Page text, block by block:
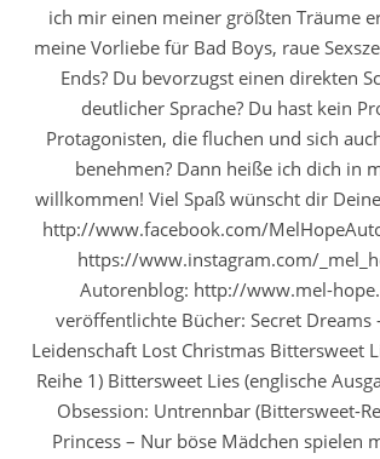
ich mir einen meiner größten Träume
meine Vorliebe für Bad Boys, raue
Ends? Du bevorzugst einen direkten
deutlicher Sprache? Du hast kein
Protagonisten, die fluchen und sich
benehmen? Dann heiße ich dich in
willkommen! Viel Spaß wünscht dir
http://www.facebook.com/
https://www.instagram.com/
Autorenblog: http://www.mel-
veröffentlichte Bücher: Secret Dreams
Leidenschaft Lost Christmas Bittersweet
Reihe 1) Bittersweet Lies (englische
Obsession: Untrennbar (Bittersweet-
Princess – Nur böse Mädchen spielen